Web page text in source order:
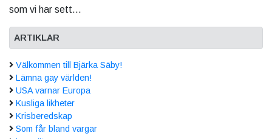
som vi har sett...
ARTIKLAR
Välkommen till Bjärka Säby!
Lämna gay världen!
USA varnar Europa
Kusliga likheter
Krisberedskap
Som får bland vargar